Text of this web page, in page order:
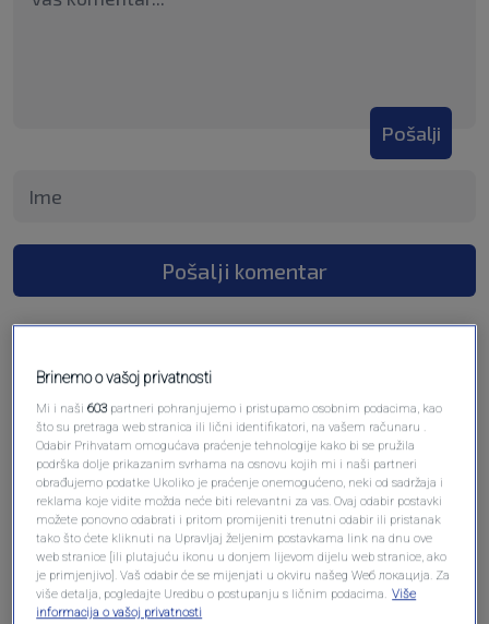
Pošalji
Pošalji komentar
Oglas
Brinemo o vašoj privatnosti
Mi i naši603 partneri pohranjujemo i pristupamo osobnim podacima, kao
što su pretraga web stranica ili lični identifikatori, na vašem računaru .
Odabir Prihvatam omogućava praćenje tehnologije kako bi se pružila
podrška dolje prikazanim svrhama na osnovu kojih mi i naši partneri
obrađujemo podatke Ukoliko je praćenje onemogućeno, neki od sadržaja i
reklama koje vidite možda neće biti relevantni za vas. Ovaj odabir postavki
možete ponovno odabrati i pritom promijeniti trenutni odabir ili pristanak
tako što ćete kliknuti na Upravljaj željenim postavkama link na dnu ove
web stranice [ili plutajuću ikonu u donjem lijevom dijelu web stranice, ako
je primjenjivo]. Vaš odabir će se mijenjati u okviru našeg Wеб локација. Za
više detalja, pogledajte Uredbu o postupanju s ličnim podacima. Više
informacija o vašoj privatnosti